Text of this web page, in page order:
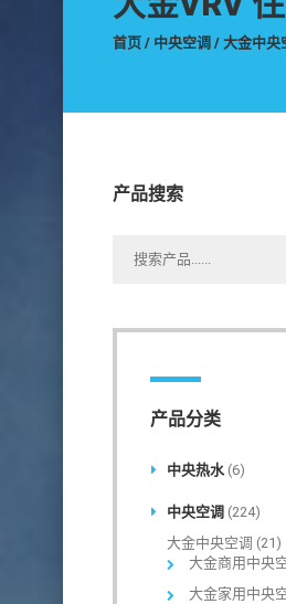
首页 / 中央空调 / 大金中央
产品搜索
产品分类
中央热水 (6)
中央空调 (224)
大金中央空调 (21)
大金商用中央
大金家用中央